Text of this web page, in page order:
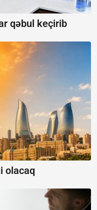
qəbul keçirib
olacaq